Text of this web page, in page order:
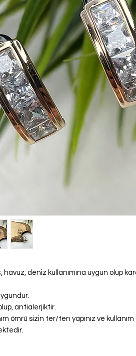
havuz, deniz kullanımına uygun olup
antialerjiktir.
ömrü sizin ter/ten yapınız ve